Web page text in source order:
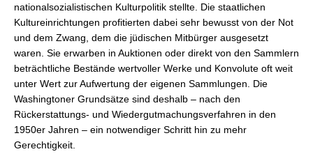
nationalsozialistischen Kulturpolitik stellte. Die staatlichen
Kultureinrichtungen profitierten dabei sehr bewusst von der Not
und dem Zwang, dem die jüdischen Mitbürger ausgesetzt
waren. Sie erwarben in Auktionen oder direkt von den Sammlern
beträchtliche Bestände wertvoller Werke und Konvolute oft weit
unter Wert zur Aufwertung der eigenen Sammlungen. Die
Washingtoner Grundsätze sind deshalb – nach den
Rückerstattungs- und Wiedergutmachungsverfahren in den
1950er Jahren – ein notwendiger Schritt hin zu mehr
Gerechtigkeit.